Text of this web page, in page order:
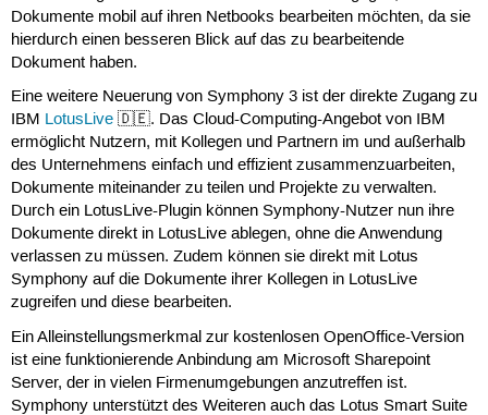
Dokumente mobil auf ihren Netbooks bearbeiten möchten, da sie
hierdurch einen besseren Blick auf das zu bearbeitende
Dokument haben.
Eine weitere Neuerung von Symphony 3 ist der direkte Zugang zu
IBM LotusLive🇩🇪. Das Cloud-Computing-Angebot von IBM
ermöglicht Nutzern, mit Kollegen und Partnern im und außerhalb
des Unternehmens einfach und effizient zusammenzuarbeiten,
Dokumente miteinander zu teilen und Projekte zu verwalten.
Durch ein LotusLive-Plugin können Symphony-Nutzer nun ihre
Dokumente direkt in LotusLive ablegen, ohne die Anwendung
verlassen zu müssen. Zudem können sie direkt mit Lotus
Symphony auf die Dokumente ihrer Kollegen in LotusLive
zugreifen und diese bearbeiten.
Ein Alleinstellungsmerkmal zur kostenlosen OpenOffice-Version
ist eine funktionierende Anbindung am Microsoft Sharepoint
Server, der in vielen Firmenumgebungen anzutreffen ist.
Symphony unterstützt des Weiteren auch das Lotus Smart Suite